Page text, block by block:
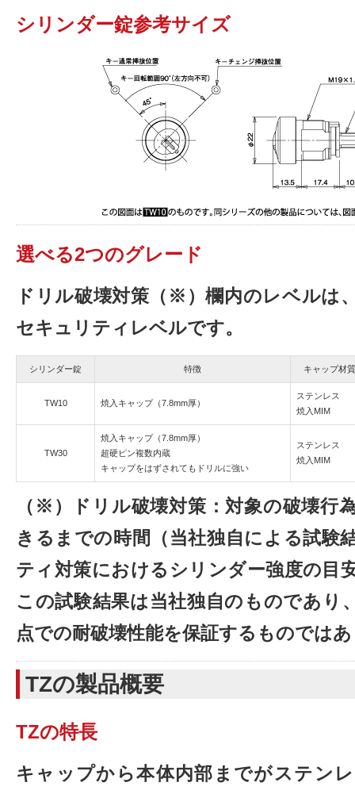
シリンダー錠参考サイズ
選べる2つのグレード
ドリル破壊対策（※）欄内のレベルは
セキュリティレベルです。
シリンダー錠 特徴 キャップ材質
TW10 焼入キャップ（7.8mm厚）
ステンレス
焼入MIM
TW30
焼入キャップ（7.8mm厚）
超硬ピン複数内蔵
キャップをはずされてもドリルに強い
ステンレス
焼入MIM
（※）ドリル破壊対策：対象の破壊行
きるまでの時間（当社独自による試験
ティ対策におけるシリンダー強度の目
この試験結果は当社独自のものであり
点での耐破壊性能を保証するものでは
TZの製品概要
TZの特長
キャップから本体内部までがステン